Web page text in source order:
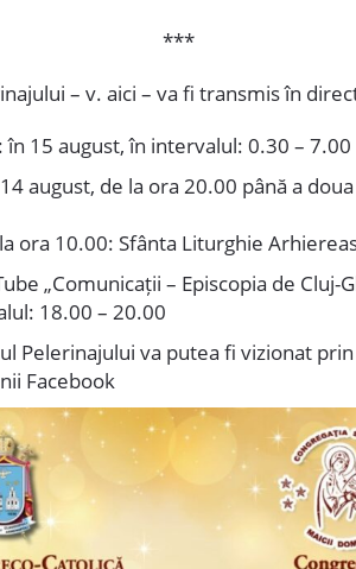
***
– v. aici – va fi transmis în
în 15 august, în intervalul: 0.30 – 7.00
august, de la ora 20.00 până a
ora 10.00: Sfânta Liturghie
„Comunicații – Episcopia de Cluj-
18.00 – 20.00
Pelerinajului va putea fi vizionat prin
Facebook